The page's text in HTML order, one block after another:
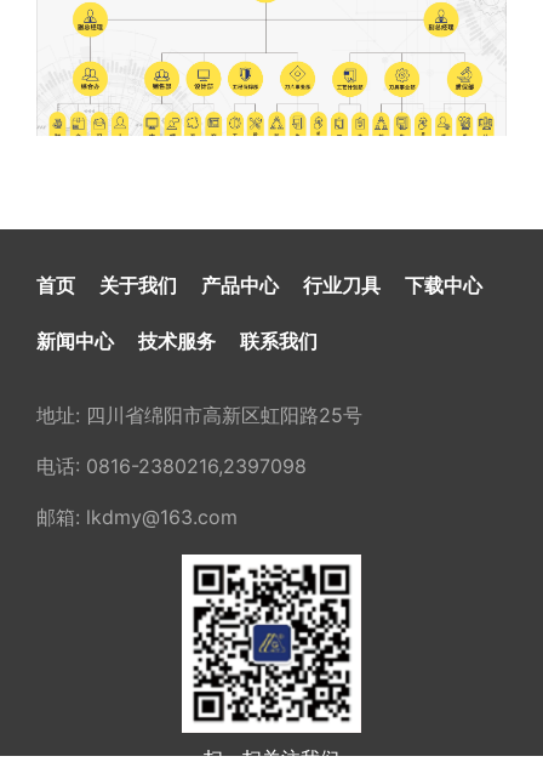
首页 关于我们 产品中心 行业刀具 下载中心
新闻中心 技术服务 联系我们
地址: 四川省绵阳市高新区虹阳路25号
电话: 0816-2380216,2397098
邮箱: lkdmy@163.com